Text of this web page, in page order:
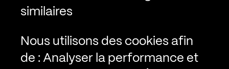
similaires
Nous utilisons des cookies afin
de :Analyser la performance et